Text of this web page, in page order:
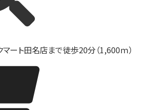
マート田名店まで徒歩20分（1,600ｍ）